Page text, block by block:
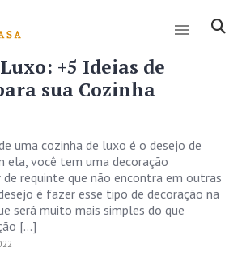
+5 Ideias de
sua Cozinha
uma cozinha de luxo é o desejo de
ela, você tem uma decoração
de requinte que não encontra em outras
é fazer esse tipo de decoração na
será muito mais simples do que
[…]